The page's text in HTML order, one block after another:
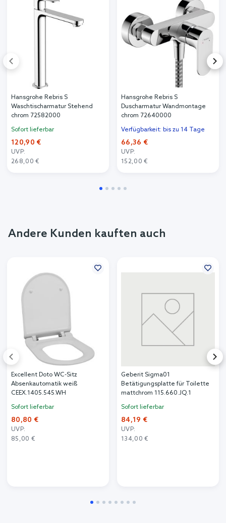
Hansgrohe Rebris S
Waschtischarmatur Stehend
chrom 72582000
Sofort lieferbar
120,90 €
UVP:
268,00 €
Hansgrohe Rebris S
Duscharmatur Wandmontage
chrom 72640000
Verfügbarkeit: bis zu 14 Tage
66,36 €
UVP:
152,00 €
Andere Kunden kauften auch
Excellent Doto WC-Sitz
Absenkautomatik weiß
CEEX.1405.545.WH
Sofort lieferbar
80,80 €
UVP:
85,00 €
Geberit Sigma01
Betätigungsplatte für Toilette
mattchrom 115.660.JQ.1
Sofort lieferbar
84,19 €
UVP:
134,00 €